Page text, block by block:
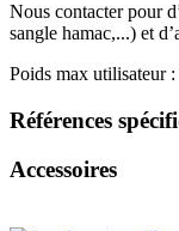
Nous contacter pour
sangle hamac,...) et
Poids max utilisateur
Références
Accessoires